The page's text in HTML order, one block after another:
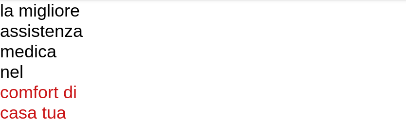
la migliore
assistenza
medica
nel
comfort di
casa tua
è il
soggiorno
di casa